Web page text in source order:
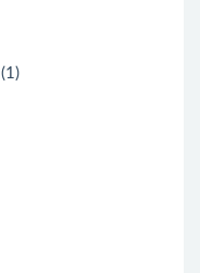
(1)